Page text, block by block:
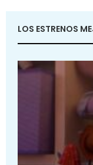
LOS ESTRENOS